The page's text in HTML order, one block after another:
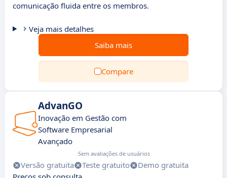
comunicação fluida entre os membros.
Veja mais detalhes
Saiba mais
Compare
AdvanGO
Inovação em Gestão com
Software Empresarial
Avançado
Sem avaliações de usuários
Versão gratuita Teste gratuito
Demo gratuita